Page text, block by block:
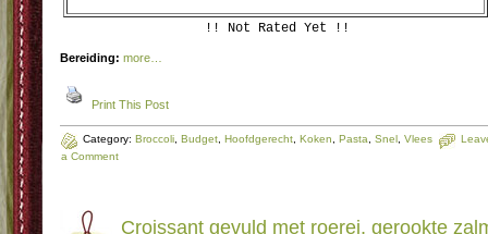
!! Not Rated Yet !!
Bereiding: more…
Print This Post
Category: Broccoli Budget Hoofdgerecht Koken Pasta Snel Vlees
a Comment
Croissant gevuld met roerei, gerookte